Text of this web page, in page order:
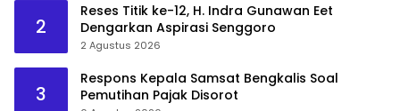
2
Reses Titik ke-12, H. Indra Gunawan Eet
Dengarkan Aspirasi Senggoro
2 Agustus 2026
3
Respons Kepala Samsat Bengkalis Soal
Pemutihan Pajak Disorot